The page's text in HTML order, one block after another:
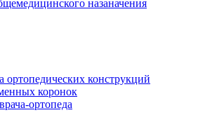
назаначения
ортопедических конструкций
коронок
ортопеда